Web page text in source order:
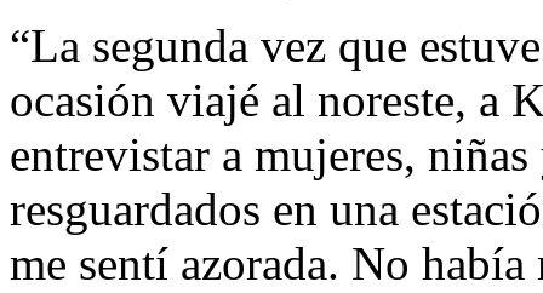
“La segunda vez que
ocasión viajé al noreste, a
entrevistar a mujeres,
resguardados en una
me sentí azorada. No